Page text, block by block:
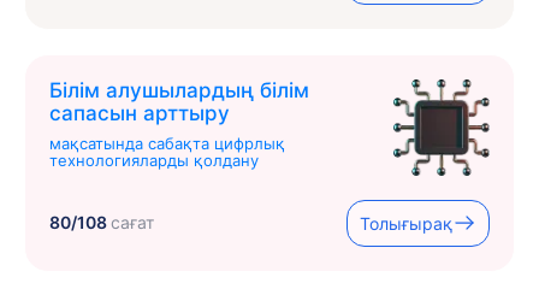
Білім алушылардың білім
сапасын арттыру
мақсатында сабақта цифрлық
технологияларды қолдану
80/108сағат Толығырақ